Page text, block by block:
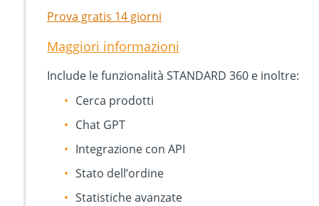
Prova gratis 14 giorni
Maggiori informazioni
Include le funzionalità STANDARD 360 e inoltre:
Cerca prodotti
Chat GPT
Integrazione con API
Stato dell’ordine
Statistiche avanzate